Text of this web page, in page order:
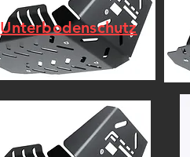
Unterbodenschutz